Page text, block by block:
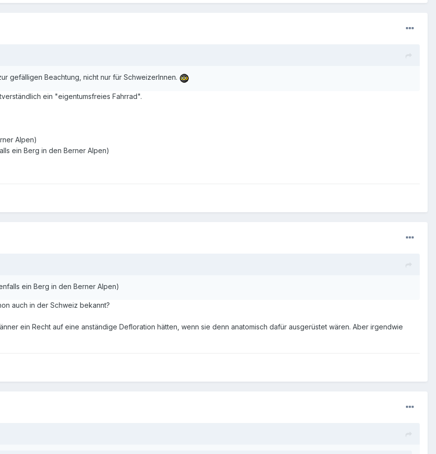
gefälligen Beachtung, nicht nur für SchweizerInnen.
ein "eigentumsfreies Fahrrad".
Alpen)
ein Berg in den Berner Alpen)
ein Berg in den Berner Alpen)
auch in der Schweiz bekannt?
ein Recht auf eine anständige Defloration hätten, wenn sie denn anatomisch dafür ausgerüstet wären. Aber irgendwie